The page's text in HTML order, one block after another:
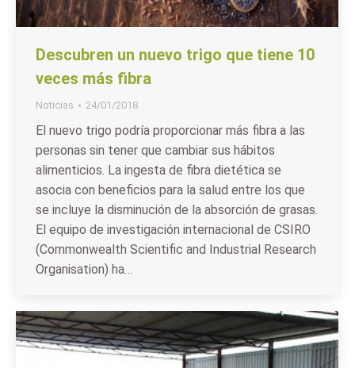
Descubren un nuevo trigo que tiene 10
veces más fibra
Noticias 24/01/2018
El nuevo trigo podría proporcionar más fibra a las
personas sin tener que cambiar sus hábitos
alimenticios. La ingesta de fibra dietética se
asocia con beneficios para la salud entre los que
se incluye la disminución de la absorción de grasas.
El equipo de investigación internacional de CSIRO
(Commonwealth Scientific and Industrial Research
Organisation) ha…